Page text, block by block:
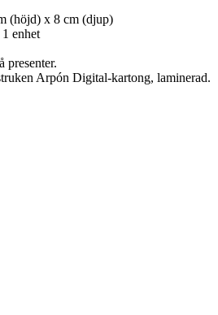
(höjd) x 8 cm (djup)
enhet
presenter.
Arpón Digital-kartong, laminerad.